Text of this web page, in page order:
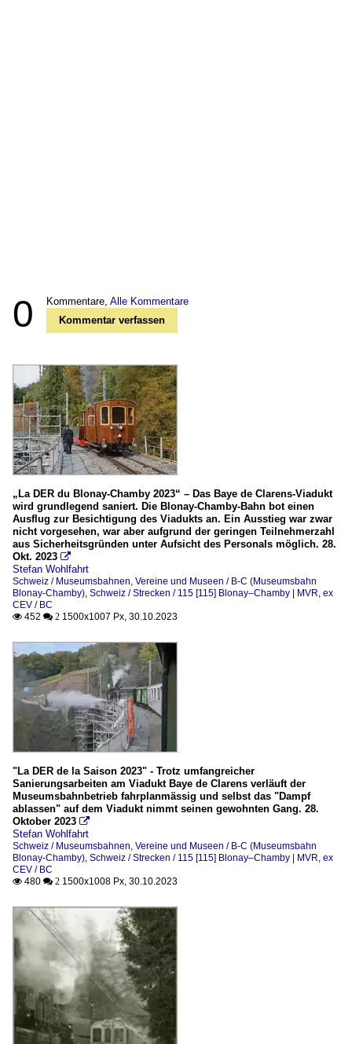
0 Kommentare, Alle Kommentare
Kommentar verfassen
„La DER du Blonay-Chamby 2023“ – Das Baye de Clarens-Viadukt
wird grundlegend saniert. Die Blonay-Chamby-Bahn bot einen
Ausflug zur Besichtigung des Viadukts an. Ein Ausstieg war zwar
nicht vorgesehen, war aber aufgrund der geringen Teilnehmerzahl
aus Sicherheitsgründen unter Aufsicht des Personals möglich. 28.
Okt. 2023 
Stefan Wohlfahrt
Schweiz / Museumsbahnen, Vereine und Museen / B-C (Museumsbahn
Blonay-Chamby), Schweiz / Strecken / 115 [115] Blonay–Chamby | MVR, ex
CEV / BC
 452  2 1500x1007 Px, 30.10.2023
"La DER de la Saison 2023" - Trotz umfangreicher
Sanierungsarbeiten am Viadukt Baye de Clarens verläuft der
Museumsbahnbetrieb fahrplanmässig und selbst das "Dampf
ablassen" auf dem Viadukt nimmt seinen gewohnten Gang. 28.
Oktober 2023 
Stefan Wohlfahrt
Schweiz / Museumsbahnen, Vereine und Museen / B-C (Museumsbahn
Blonay-Chamby), Schweiz / Strecken / 115 [115] Blonay–Chamby | MVR, ex
CEV / BC
 480  2 1500x1008 Px, 30.10.2023